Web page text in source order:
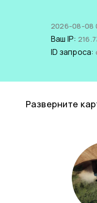
2026-08-08
Ваш IP:
ID запроса:
Разверните